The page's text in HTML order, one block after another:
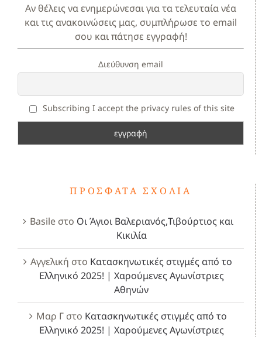
Αν θέλεις να ενημερώνεσαι για τα τελευταία νέα
και τις ανακοινώσεις μας, συμπλήρωσε το email
σου και πάτησε εγγραφή!
Διεύθυνση email
Subscribing I accept the privacy rules of this site
ΠΡΌΣΦΑΤΑ ΣΧΌΛΙΑ
Basileστο Οι Άγιοι Βαλεριανός,Τιβούρτιος και
Κικιλία
Αγγελική στο Κατασκηνωτικές στιγμές από το
Ελληνικό 2025! | Χαρούμενες Αγωνίστριες
Αθηνών
Μαρ Γστο Κατασκηνωτικές στιγμές από το
Ελληνικό 2025! | Χαρούμενες Αγωνίστριες